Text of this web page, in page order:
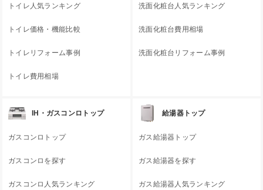
トイレ人気ランキング
トイレ価格・機能比較
トイレリフォーム事例
トイレ費用相場
洗面化粧台人気ランキング
洗面化粧台費用相場
洗面化粧台リフォーム事例
IH・ガスコンロトップ
ガスコンロトップ
ガスコンロを探す
ガスコンロ人気ランキング
給湯器トップ
ガス給湯器トップ
ガス給湯器を探す
ガス給湯器人気ランキング